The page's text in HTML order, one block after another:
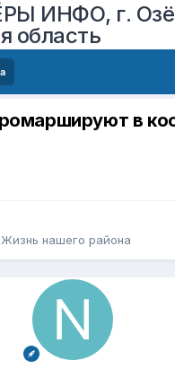
ИНФО, г.
область
в
Жизнь нашего района